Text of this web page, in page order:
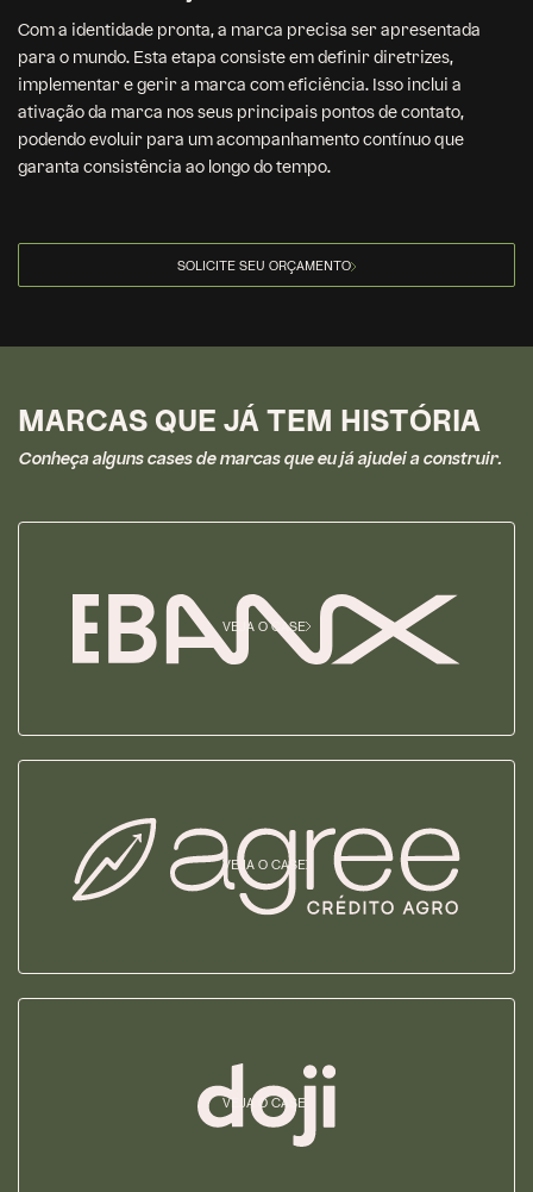
Com a identidade pronta, a marca precisa ser apresentada
para o mundo. Esta etapa consiste em definir diretrizes,
implementar e gerir a marca com eficiência. Isso inclui a
ativação da marca nos seus principais pontos de contato,
podendo evoluir para um acompanhamento contínuo que
garanta consistência ao longo do tempo.
SOLICITE SEU ORÇAMENTO
MARCAS QUE JÁ TEM HISTÓRIA
Conheça alguns cases de marcas que eu já ajudei a construir.
VEJA O CASE
VEJA O CASE
VEJA O CASE